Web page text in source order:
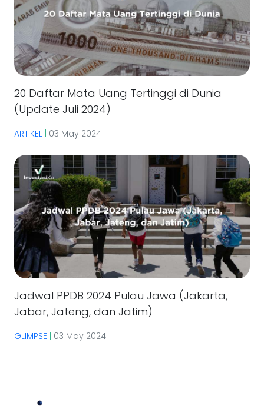
20 Daftar Mata Uang Tertinggi di Dunia
(Update Juli 2024)
ARTIKEL | 03 May 2024
Jadwal PPDB 2024 Pulau Jawa (Jakarta,
Jabar, Jateng, dan Jatim)
GLIMPSE 03 May 2024